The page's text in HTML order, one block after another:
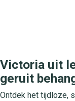
Victoria uit
geruit
Ontdek het tijdloze,